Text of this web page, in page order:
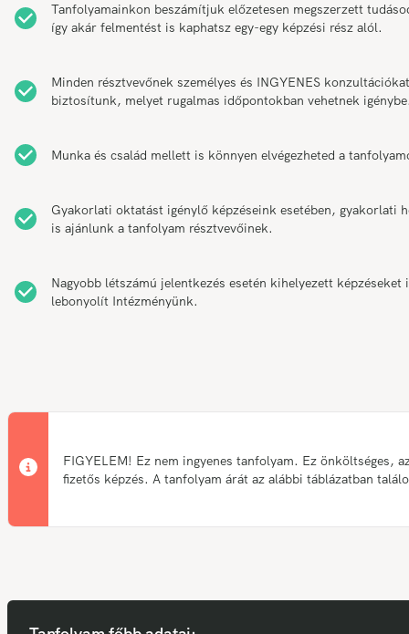
Tanfolyamainkon beszámítjuk előzetesen megszerzett
így akár felmentést is kaphatsz egy-egy képzési rész alól.
Minden résztvevőnek személyes és INGYENES konzultációkat
biztosítunk, melyet rugalmas időpontokban vehetnek
Munka és család mellett is könnyen elvégezheted a
Gyakorlati oktatást igénylő képzéseink esetében, gyakorlati
is ajánlunk a tanfolyam résztvevőinek.
Nagyobb létszámú jelentkezés esetén kihelyezett képzéseket
lebonyolít Intézményünk.
FIGYELEM! Ez nem ingyenes tanfolyam. Ez önköltséges,
fizetős képzés. A tanfolyam árát az alábbi táblázatban